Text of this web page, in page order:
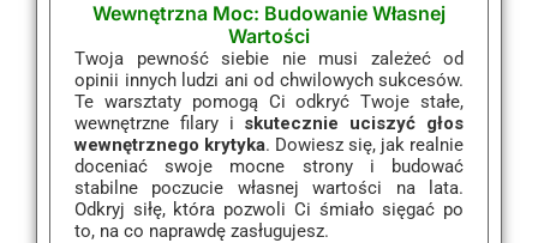
Wewnętrzna Moc: Budowanie Własnej
Wartości
Twoja pewność siebie nie musi zależeć od
opinii innych ludzi ani od chwilowych sukcesów.
Te warsztaty pomogą Ci odkryć Twoje stałe,
wewnętrzne filary i skutecznie uciszyć głos
wewnętrznego krytyka. Dowiesz się, jak realnie
doceniać swoje mocne strony i budować
stabilne poczucie własnej wartości na lata.
Odkryj siłę, która pozwoli Ci śmiało sięgać po
to, na co naprawdę zasługujesz.